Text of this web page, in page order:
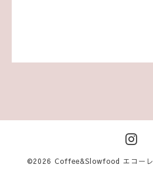
©2026 Coffee&Slowfood エコーレ